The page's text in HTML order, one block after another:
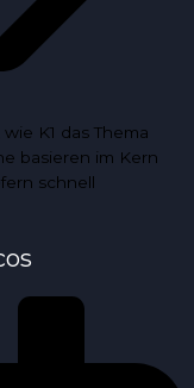
K1 das Thema
basieren im Kern
schnell